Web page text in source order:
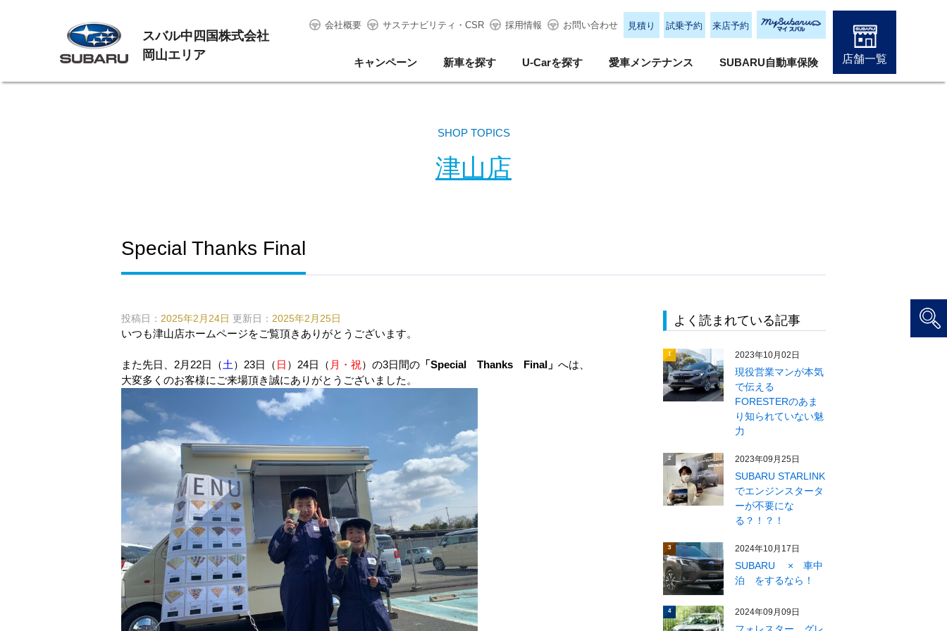
スバル中四国株式会社
岡山エリア
会社概要 サステナビリティ・CSR 採用情報 お問い合わせ 見積り 試乗予約 来店予約
キャンペーン 新車を探す U-Carを探す 愛車メンテナンス SUBARU自動車保険 店舗一覧
SHOP TOPICS
津山店
Special Thanks Final
投稿日： 2025年2月24日 更新日： 2025年2月25日
いつも津山店ホームページをご覧頂きありがとうございます。
また先日、2月22日（土 ）23日（ 日 ）24日（ 月・祝）の3日間の 「Special Thanks Final」 へは、
大変多くのお客様にご来場頂き誠にありがとうございました。
よく読まれている記事
1 2023年10月02日
現役営業マンが本気
で伝える
FORESTERのあま
り知られていない魅
力
2 2023年09月25日
SUBARU STARLINK
でエンジンスタータ
ーが不要にな
る？！？！
3 2024年10月17日
SUBARU × 車中
泊 をするなら！
4 2024年09月09日